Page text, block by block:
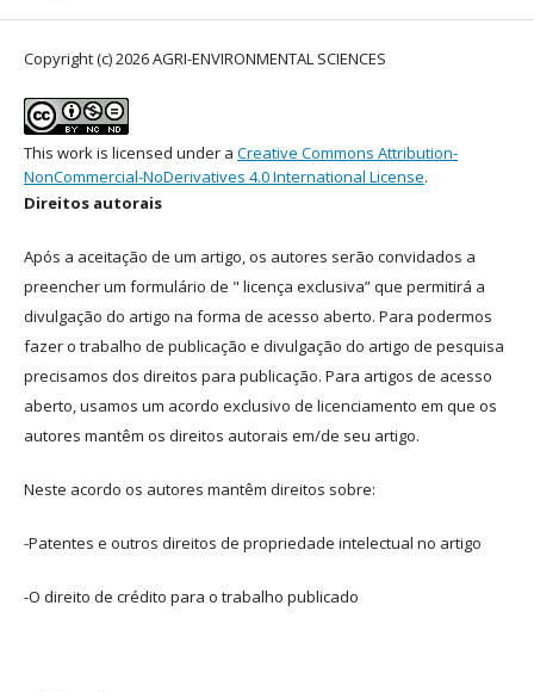
Copyright (c) 2026 AGRI-ENVIRONMENTAL SCIENCES
This work is licensed under a Creative Commons Attribution-
NonCommercial-NoDerivatives 4.0 International License.
Direitos autorais
Após a aceitação de um artigo, os autores serão convidados a
preencher um formulário de " licença exclusiva” que permitirá a
divulgação do artigo na forma de acesso aberto. Para podermos
fazer o trabalho de publicação e divulgação do artigo de pesquisa
precisamos dos direitos para publicação. Para artigos de acesso
aberto, usamos um acordo exclusivo de licenciamento em que os
autores mantêm os direitos autorais em/de seu artigo.
Neste acordo os autores mantêm direitos sobre:
-Patentes e outros direitos de propriedade intelectual no artigo
-O direito de crédito para o trabalho publicado